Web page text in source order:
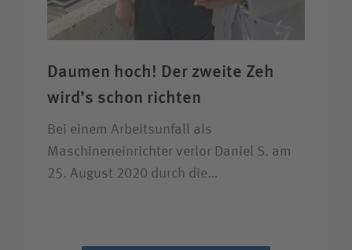
Daumen hoch! Der zweite Zeh
wird’s schon richten
Bei einem Arbeitsunfall als
Maschineneinrichter verlor Daniel S. am
25. August 2020 durch die…